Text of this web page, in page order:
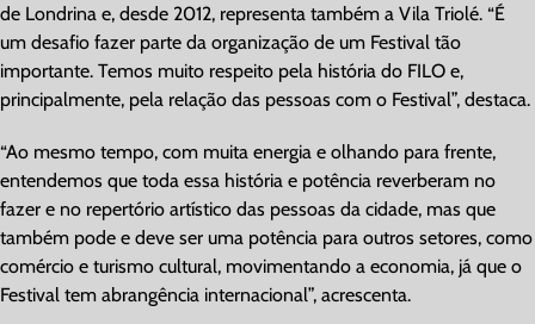
de Londrina e, desde 2012, representa também a Vila Triolé. “É
um desafio fazer parte da organização de um Festival tão
importante. Temos muito respeito pela história do FILO e,
principalmente, pela relação das pessoas com o Festival”, destaca.
“Ao mesmo tempo, com muita energia e olhando para frente,
entendemos que toda essa história e potência reverberam no
fazer e no repertório artístico das pessoas da cidade, mas que
também pode e deve ser uma potência para outros setores, como
comércio e turismo cultural, movimentando a economia, já que o
Festival tem abrangência internacional”, acrescenta.